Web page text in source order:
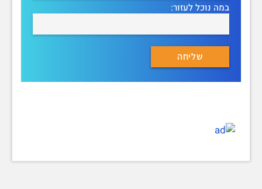
במה נוכל לעזור: